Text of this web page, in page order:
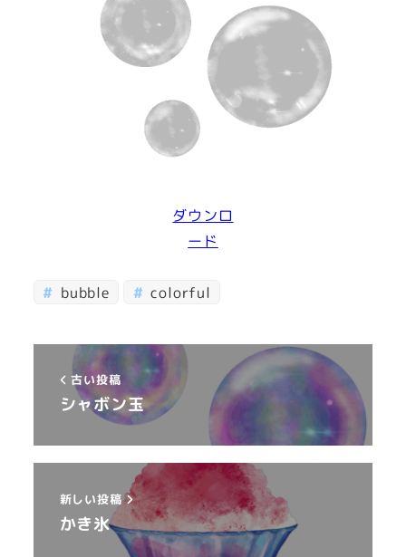
ダウンロ
ード
bubble colorful
古い投稿
シャボン玉
新しい投稿
かき氷